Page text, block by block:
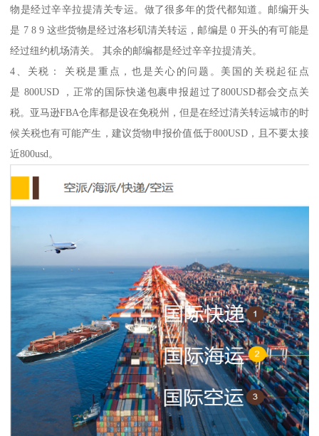
物是经过辛辛拉提清关专运。做了很多年的货代都知道。邮编开头
是 7 8 9 这些货物是经过洛杉矶清关转运，邮编是 0 开头的有可能是
经过纽约机场清关。 其余的邮编都是经过辛辛拉提清关。
4、关税： 关税是重点，也是关心的问题。美国的关税起征点
是 800USD ，正常的国际快递包裹申报超过了800USD都会交点关
税。亚马逊FBA仓库都是设在免税州，但是在经过清关转运城市的时
候关税也有可能产生，建议货物申报价值低于800USD，且不要太接
近800usd。